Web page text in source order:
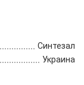
Синтезал
Украина